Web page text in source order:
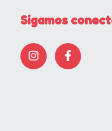
Sigamos